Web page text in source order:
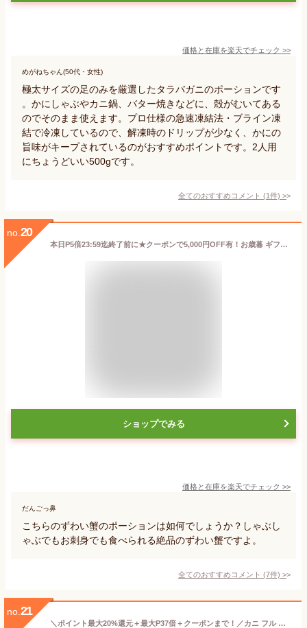
価格と在庫を楽天でチェック >>
めがねちゃん(50代・女性)
極太サイズの足のみを厳選したタラバガニのポーションです
。かにしゃぶやカニ鍋、バター焼きなどに、殻がむいてある
のでそのまま使えます。プロ仕様の急速凍結法・ブライン凍
結で冷凍しているので、解凍時のドリップが少なく、かにの
旨味がキープされているのがおすすめポイントです。2人用
にちょうどいい500gです。
全てのおすすめコメント (1件) >
no. 20
本日P5倍23:59迄終了前に★クーポンで5,000円OFF有！お歳暮 ギフト プレゼント【特大5Lサイズ/棒肉100％】プレミアム生ずわいがに棒ポーション900g(450g×2p) or お得な1.8kgも選べる！ カニしゃぶ かにしゃぶ 刺身 かに刺し 御歳暮 ズワイガニ かに カニ 蟹 むき身 送料無料
ショップでみる
価格と在庫を楽天でチェック >>
だんごっ鼻
こちらのずわい蟹のポーションは如何でしょうか？しゃぶし
ゃぶでもお刺身でも食べられる絶品のずわい蟹ですよ。
全てのおすすめコメント (7件) >
no. 21
＼ポイント最大20%還元＋最大P37倍＋クーポンまで！／カニ フル ポーション 太脚棒肉のみ100% 1kg 特大 生 プレミアム ワイガニ かに ズワイ蟹 刺身 蟹 鍋用 しゃぶしゃぶ セット ギフト プレゼント